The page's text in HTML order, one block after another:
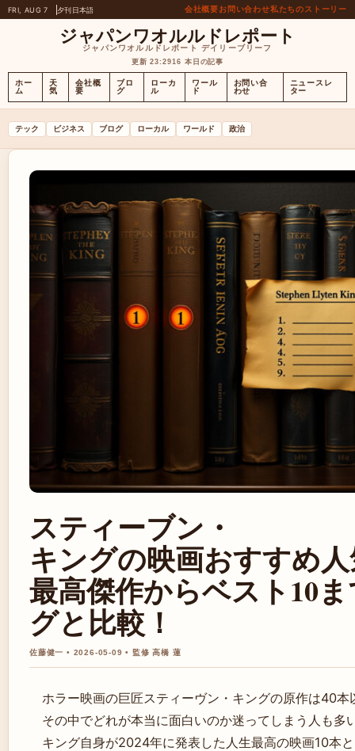
FRI, AUG 7 夕刊日本語 会社概要お問い合わせ私たちのストーリー
ジャパンワオルルドレポート
ジャパンワオルルドレポート デイリーブリーフ
更新 23:2916 本日の記事
ホー
ム
天
気
会社概
要
ブロ
グ
ローカ
ル
ワール
ド
お問い合
わせ
ニュースレ
ター
テック ビジネス ブログ ローカル ワールド 政治
スティーブン・
キングの映画おすすめ
最高傑作からベスト10
グと比較！
佐藤健一 • 2026-05-09 • 監修 高橋 蓮
ホラー映画の巨匠スティーヴン・キングの原作は40
その中でどれが本当に面白いのか迷ってしまう人も多
キング自身が2024年に発表した人生最高の映画10本